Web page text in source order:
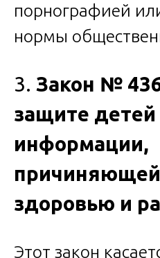
порнографией
нормы
3. Закон №
защите детей
информации,
здоровью и
Этот закон